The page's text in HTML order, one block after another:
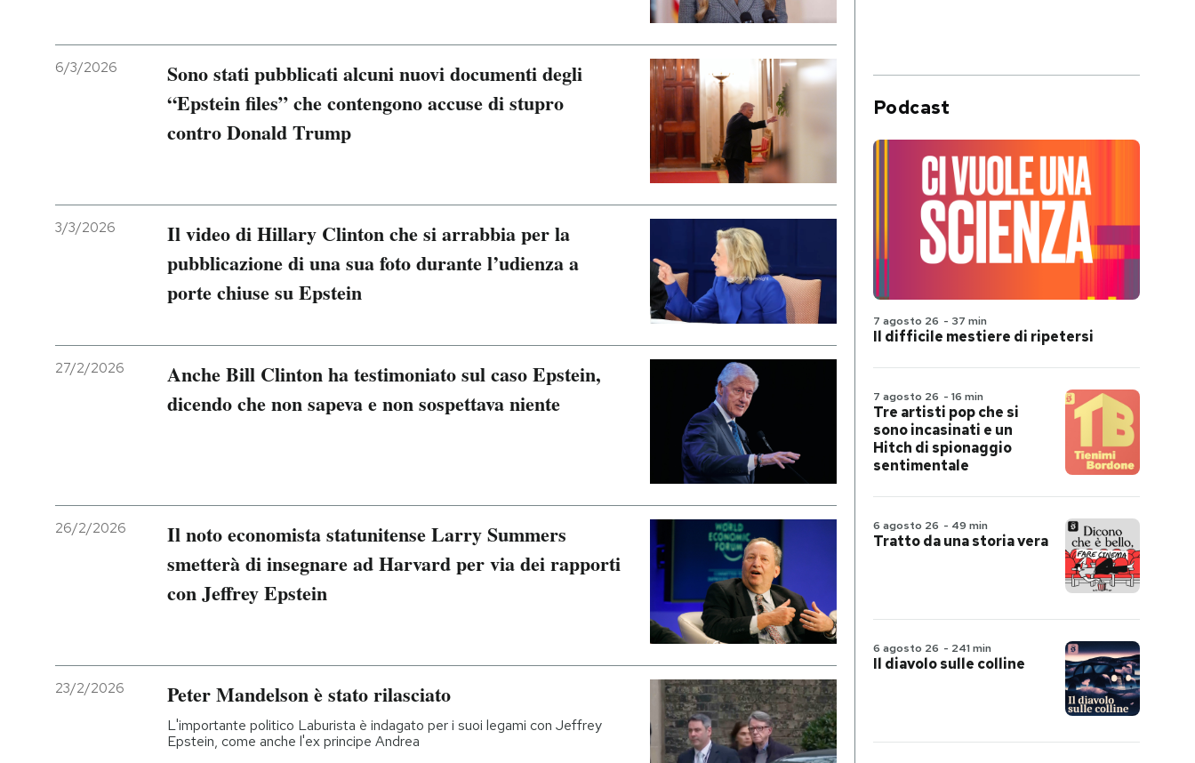
6/3/2026
Sono stati pubblicati alcuni nuovi documenti degli
“Epstein files” che contengono accuse di stupro
contro Donald Trump
3/3/2026
Il video di Hillary Clinton che si arrabbia per la
pubblicazione di una sua foto durante l’udienza a
porte chiuse su Epstein
27/2/2026
Anche Bill Clinton ha testimoniato sul caso Epstein,
dicendo che non sapeva e non sospettava niente
26/2/2026
Il noto economista statunitense Larry Summers
smetterà di insegnare ad Harvard per via dei rapporti
con Jeffrey Epstein
23/2/2026 Peter Mandelson è stato rilasciato
L'importante politico Laburista è indagato per i suoi legami con Jeffrey
Epstein, come anche l'ex principe Andrea
Podcast
7 agosto 26 - 37 min
Il difficile mestiere di ripetersi
7 agosto 26 - 16 min
Tre artisti pop che si
sono incasinati e un
Hitch di spionaggio
sentimentale
6 agosto 26 - 49 min
Tratto da una storia vera
6 agosto 26 - 241 min
Il diavolo sulle colline